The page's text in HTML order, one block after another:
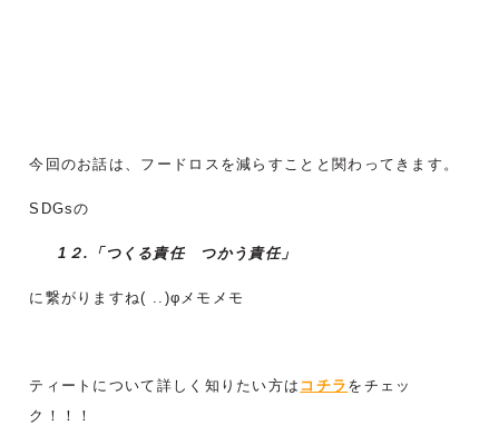
今回のお話は、フードロスを減らすことと関わってきます。
SDGsの
1２.「つくる責任 つかう責任」
に繋がりますね( ..)φメモメモ
ティートについて詳しく知りたい方は コチラ をチェッ
ク！！！